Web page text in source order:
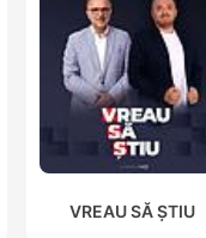
VREAU SĂ ȘTIU